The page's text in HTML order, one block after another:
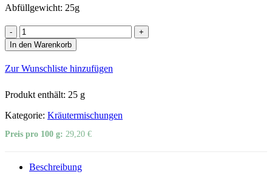
Abfüllgewicht: 25g
Oma’s
Basentrunk
Menge
In den Warenkorb
Zur Wunschliste hinzufügen
Produkt enthält: 25 g
Kategorie: Kräutermischungen
Preis pro 100 g: 29,20 €
Beschreibung